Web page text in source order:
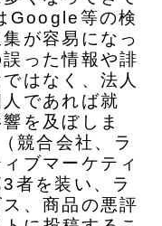
Google等の検
が容易になっ
った情報や誹
はなく、法人
であれば就
を及ぼしま
競合会社、ラ
ブマーケティ
者を装い、ラ
、商品の悪評